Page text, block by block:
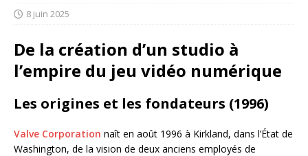
8 juin 2025
De la création d’un studio à
l’empire du jeu vidéo numérique
Les origines et les fondateurs (1996)
Valve Corporation naît en août 1996 à Kirkland, dans l’État de
Washington, de la vision de deux anciens employés de